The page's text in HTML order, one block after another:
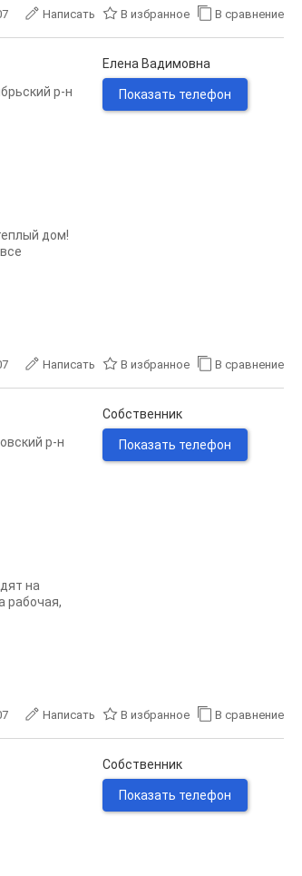
Написать В избранное В сравнение
р-н
дом!
Елена Вадимовна
Показать телефон
Написать В избранное В сравнение
р-н
на
рабочая,
Собственник
Показать телефон
Написать В избранное В сравнение
Собственник
Показать телефон